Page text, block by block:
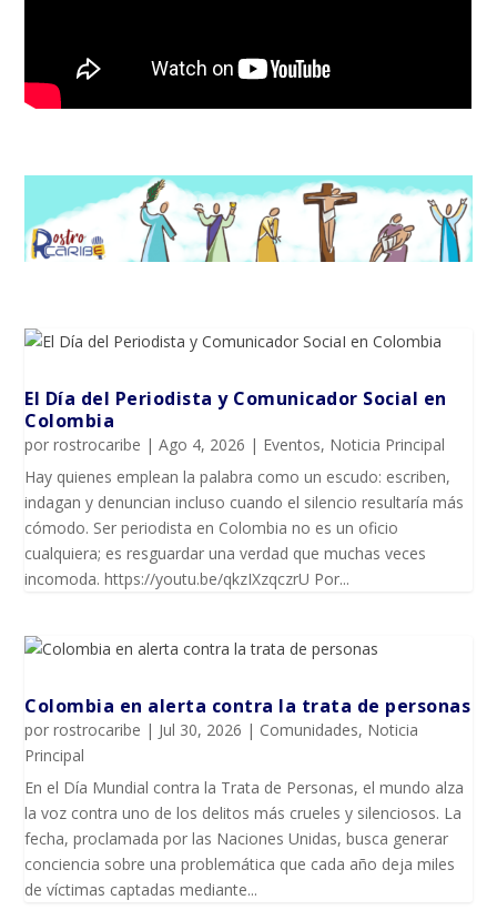
El Día del Periodista y Comunicador SociaI en
Colombia
porrostrocaribe |Ago 4, 2026 | Eventos, Noticia Principal
Hay quienes emplean la palabra como un escudo: escriben,
indagan y denuncian incluso cuando el silencio resultaría más
cómodo. Ser periodista en Colombia no es un oficio
cualquiera; es resguardar una verdad que muchas veces
incomoda. https://youtu.be/qkzIXzqczrU Por...
Colombia en alerta contra la trata de personas
porrostrocaribe | Jul 30, 2026 | Comunidades, Noticia
Principal
En el Día Mundial contra la Trata de Personas, el mundo alza
la voz contra uno de los delitos más crueles y silenciosos. La
fecha, proclamada por las Naciones Unidas, busca generar
conciencia sobre una problemática que cada año deja miles
de víctimas captadas mediante...